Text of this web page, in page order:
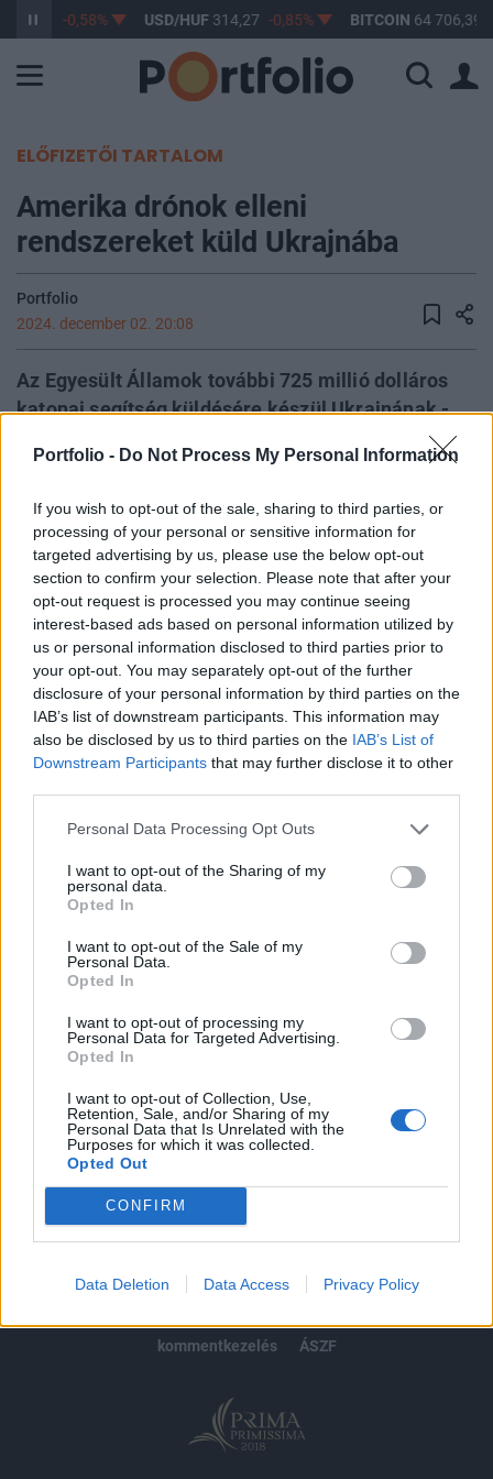
Portfolio - Do Not Process My Personal Information
If you wish to opt-out of the sale, sharing to third parties, or
processing of your personal or sensitive information for
targeted advertising by us, please use the below opt-out
section to confirm your selection. Please note that after your
opt-out request is processed you may continue seeing
interest-based ads based on personal information utilized by
us or personal information disclosed to third parties prior to
your opt-out. You may separately opt-out of the further
disclosure of your personal information by third parties on the
IAB’s list of downstream participants. This information may
also be disclosed by us to third parties on the IAB’s List of
Downstream Participants that may further disclose it to other
Personal Data Processing Opt Outs
I want to opt-out of the Sharing of my
personal data.
Opted In
I want to opt-out of the Sale of my
Personal Data.
Opted In
I want to opt-out of processing my
Personal Data for Targeted Advertising.
Opted In
I want to opt-out of Collection, Use,
Retention, Sale, and/or Sharing of my
Personal Data that Is Unrelated with the
Purposes for which it was collected.
Opted Out
CONFIRM
Data Deletion Data Access Privacy Policy
363,30 -0,58% USD/HUF314,27 -0,85% BITCOIN 64 706,39
ELŐFIZETŐI TARTALOM
Amerika drónok elleni
rendszereket küld Ukrajnába
Portfolio
2024. december 02. 20:08
Az Egyesült Államok további 725 millió dolláros
katonai segítség küldésére készül Ukrajnának -
nagy mobilitású tüzérségi rakétarendszerhez szükséges
lőszerek is, ami azt jelezheti, hogy a nagyobb
hatótávolságú rakétákból még több kerül a harctérre - írja a
Sky News. A két amerikai tisztviselő, akik névtelenségük
megőrzése mellett nyilatkoztak a Reutersnek, hogy a
csomagról annak bejelentése előtt beszéljenek...
KEDVES OLVASÓNK!
A keresett cikk a portfolio.hu hírarchívumához
Portfolio.hu teljes cikkarchívum
Kötéslisták: BÉT elmúlt 2 év napon belüli
MÁR ELŐFIZETŐNK VAGY?
© 2026 Portfolio
impresszum
jogi nyilatkozat
süti beállítások
kommentkezelés
ÁSZF